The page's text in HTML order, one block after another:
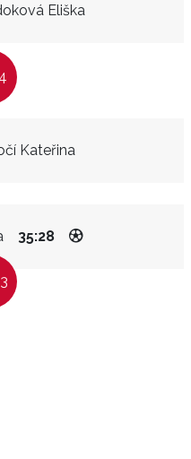
Eliška
Kateřina
35:28